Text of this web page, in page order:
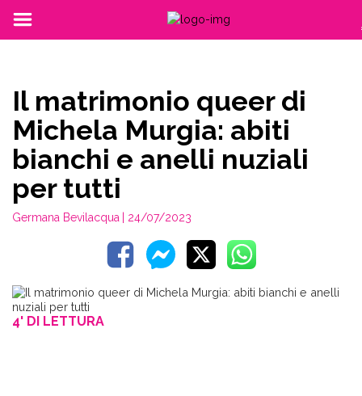
Il matrimonio queer di
Michela Murgia: abiti
bianchi e anelli nuziali
per tutti
Germana Bevilacqua | 24/07/2023
4' DI LETTURA